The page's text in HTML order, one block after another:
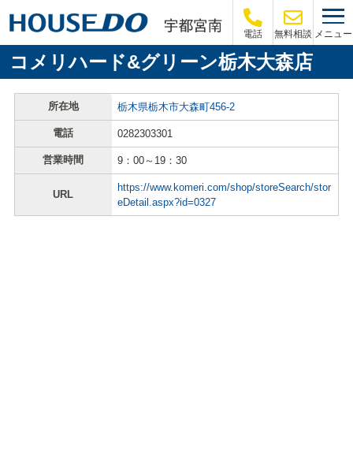
電話 無料相談 メニュー
コメリハード&グリーン栃木大森店
所在地 栃木県栃木市大森町456-2
電話 0282303301
営業時間 9：00～19：30
URL
https://www.komeri.com/shop/storeSearch/stor
eDetail.aspx?id=0327